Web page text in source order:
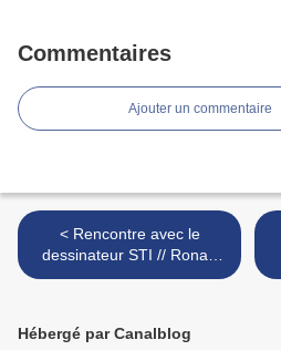
Commentaires
Ajouter un commentaire
< Rencontre avec le
dessinateur STI // Ronan
Lefebvre, /*
Hébergé par Canalblog